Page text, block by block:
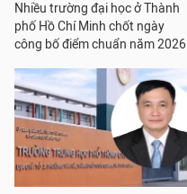
Nhiều trường đại học ở Thành
phố Hồ Chí Minh chốt ngày
công bố điểm chuẩn năm 2026